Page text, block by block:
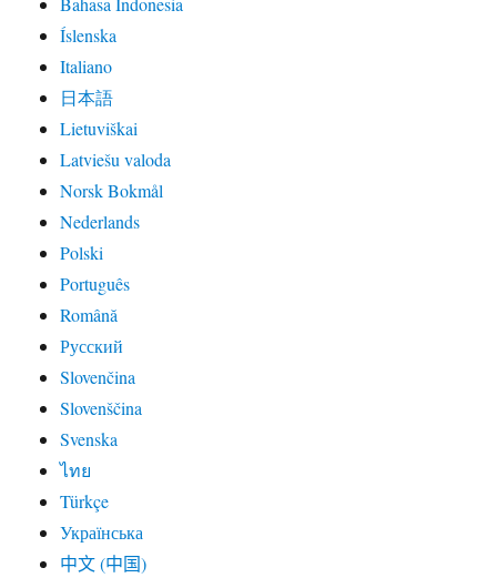
Íslenska
Italiano
日本語
Lietuviškai
Latviešu valoda
Norsk Bokmål
Nederlands
Polski
Português
Română
Русский
Slovenčina
Slovenščina
Svenska
ไทย
Türkçe
Українська
中文 (中国)